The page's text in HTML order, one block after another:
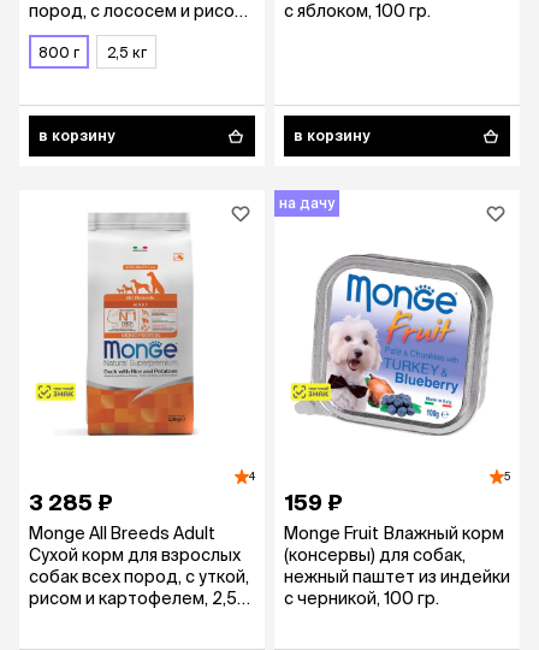
пород, с лососем и рисом,
800 гр.
800 г 2,5 кг
в корзину
с яблоком, 100 гр.
в корзину
4
3 285 ₽
Monge All Breeds Adult
Сухой корм для взрослых
собак всех пород, с уткой,
рисом и картофелем, 2,5
на дачу
5
159 ₽
Monge Fruit Влажный корм
(консервы) для собак,
нежный паштет из индейки
с черникой, 100 гр.